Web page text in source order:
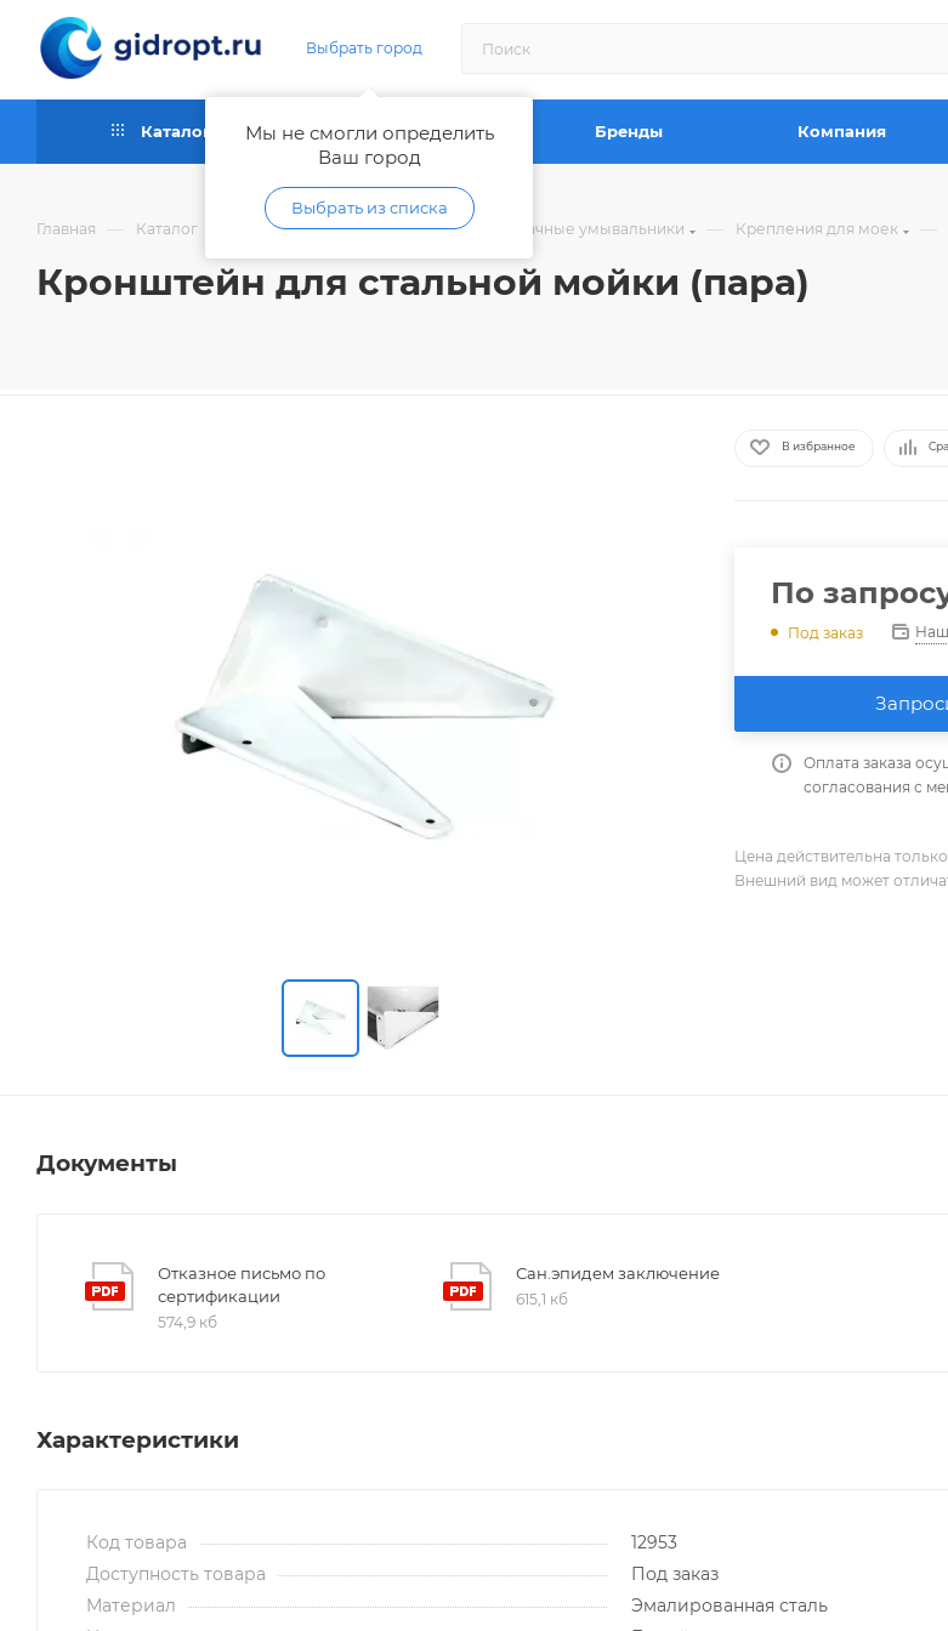
Выбрать город
Мы не смогли определить
Ваш город
Выбрать из списка
Каталог Как купить Бренды Компания
Главная — Каталог Сантехника — Кухонные мойки, дачные умывальники — Крепления для моек —
Кронштейн для стальной мойки (пара)
В избранное
По
Под заказ
Оплата заказа
согласования с
Цена действительна
Внешний вид может
Документы
Отказное письмо по
сертификации
574,9 кб
Сан.эпидем заключение
615,1 кб
Характеристики
Код товара
12953
Доступность товара
Под заказ
Материал
Эмалированная сталь